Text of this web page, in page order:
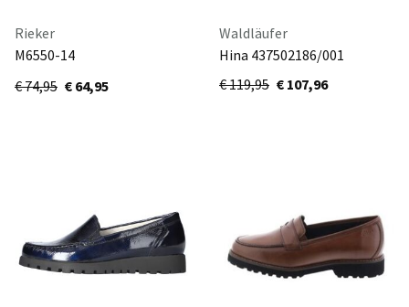
Rieker
M6550-14
€ 74,95 € 64,95
Waldläufer
Hina 437502186/001
€ 119,95 € 107,96